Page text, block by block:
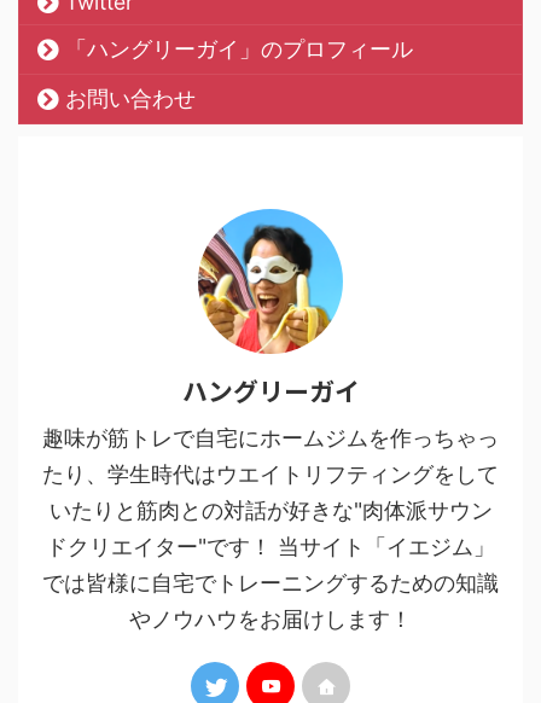
「ハングリーガイ」のプロフィール
お問い合わせ
ハングリーガイ
趣味が筋トレで自宅にホームジムを作っちゃっ
たり、学生時代はウエイトリフティングをして
いたりと筋肉との対話が好きな"肉体派サウン
ドクリエイター"です！ 当サイト「イエジム」
では皆様に自宅でトレーニングするための知識
やノウハウをお届けします！